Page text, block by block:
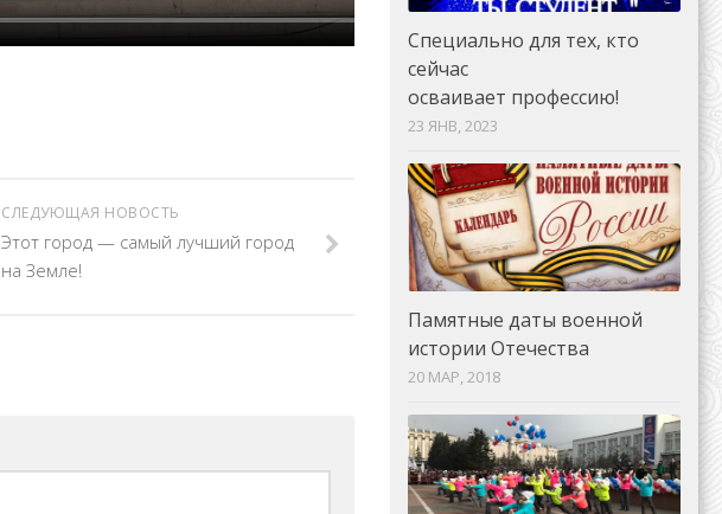
СЛЕДУЮЩАЯ НОВОСТЬ
Этот город — самый лучший город
на Земле!
Специально для тех, кто
сейчас
осваивает профессию!
23 ЯНВ, 2023
Памятные даты военной
истории Отечества
20 МАР, 2018